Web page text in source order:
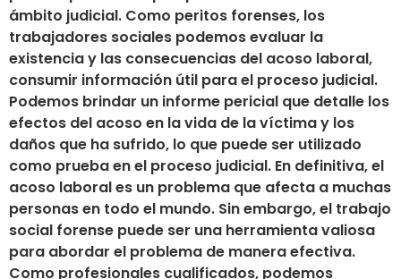
ámbito judicial. Como peritos forenses, los
trabajadores sociales podemos evaluar la
existencia y las consecuencias del acoso laboral,
consumir información útil para el proceso judicial.
Podemos brindar un informe pericial que detalle los
efectos del acoso en la vida de la víctima y los
daños que ha sufrido, lo que puede ser utilizado
como prueba en el proceso judicial. En definitiva, el
acoso laboral es un problema que afecta a muchas
personas en todo el mundo. Sin embargo, el trabajo
social forense puede ser una herramienta valiosa
para abordar el problema de manera efectiva.
Como profesionales cualificados, podemos